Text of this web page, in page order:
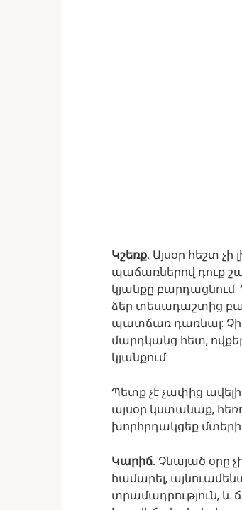
Կշեռք. Այսօր հեշտ
պաճառներով դուք
կյանքը
ձեր տեսադաշտից
պատճառ դառնալ: Չի
մարդկանց հետ,
կյանքում:
Պետք չէ չափից ավելի
այսօր կստանաք,
խորհրդակցեք
Կարիճ. Չնայած օրը
համարել,
տրամադրություն, և